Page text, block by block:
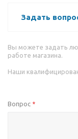
Задать
Вы можете задать
работе магазина.
Наши
Вопрос *